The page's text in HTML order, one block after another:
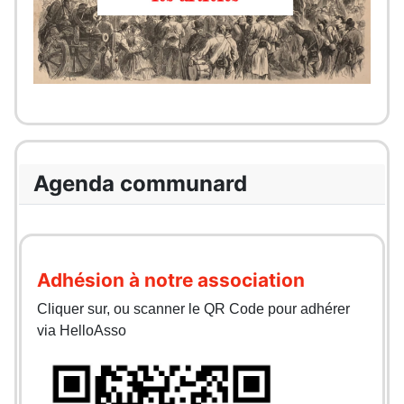
Agenda communard
Adhésion à notre association
Cliquer sur, ou scanner le QR Code pour adhérer
via HelloAsso